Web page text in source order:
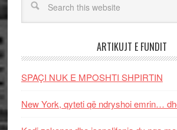
ARTIKUJT E FUNDIT
SPAÇI NUK E MPOSHTI SHPIRTIN
New York, qyteti që ndryshoi emrin…